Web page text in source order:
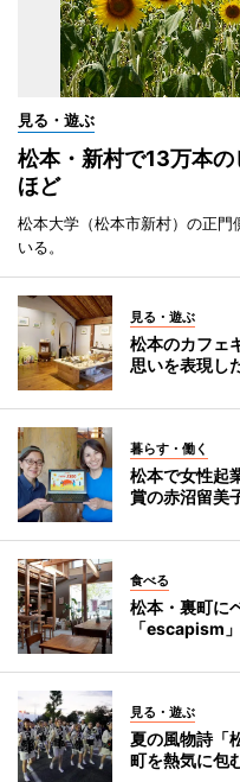
見る・遊ぶ
松本・新村で13万本
ほど
松本大学（松本市新村）の正
いる。
見る・遊ぶ
松本のカフェ
思いを表現し
暮らす・働く
松本で女性
賞の赤沼留美
食べる
松本・裏町に
「escapism
見る・遊ぶ
夏の風物詩「
町を熱気に包